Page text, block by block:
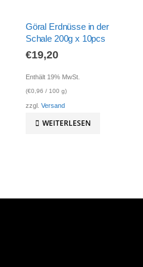
Göral Erdnüsse in der
Schale 200g x 10pcs
€19,20
Enthält 19% MwSt.
(€0,96 / 100 g)
zzgl. Versand
WEITERLESEN